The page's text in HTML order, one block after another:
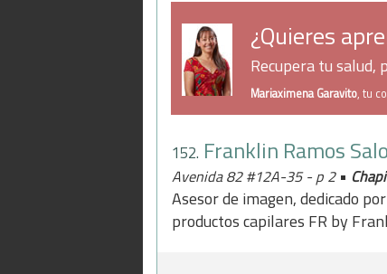
¿Quieres
Recupera tu salud,
Mariaximena Garavito, tu
152. Franklin Ramos
Avenida 82 #12A-35 - p 2 •
Asesor de imagen, dedicado
productos capilares FR by